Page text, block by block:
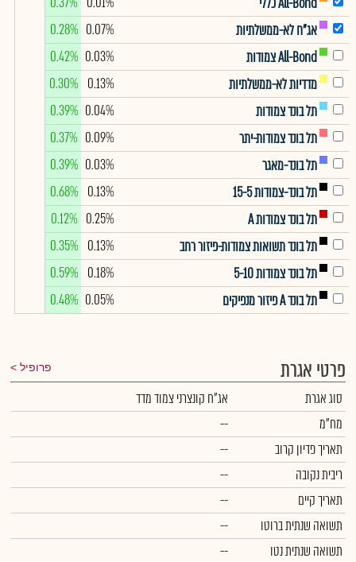
אג"ח לא-ממשלתיות
0.07%
0.28%
All-Bond צמודות
0.03%
0.42%
מדדיות לא-ממשלתיות
0.13%
0.30%
תל בונד צמודות
0.04%
0.39%
תל בונד צמודות-יתר
0.09%
0.37%
תל בונד-מאגר
0.03%
0.39%
תל בונד-צמודות 15-5
0.13%
0.68%
תל בונד צמודות A
0.25%
0.12%
תל בונד תשואות צמודות-פיזור רחב
0.13%
0.35%
תל בונד צמודות 5-10
0.18%
0.59%
תל בונד A פיזור מנפיקים
0.05%
0.48%
פרטי אגרת פרופיל
סוג אגרת
אג"ח קונצרני צמוד מדד
מח"מ
--
תאריך פדיון קרוב
--
ריבית נקובה
--
תאריך קיים
--
תשואה שנתית ברוטו
--
תשואה שנתית נטו
--